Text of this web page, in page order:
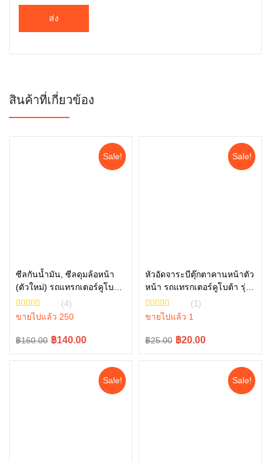
สินค้าที่เกี่ยวข้อง
Sale!
ซีลกันน้ำมัน, ซีลดุมล้อหน้า
(ตัวใหม่) รถแทรกเตอร์คูโบต้า
รุ่น L3608, L4018, L4508,
L4708, L5018 tc832-13370
(4)
ขายไปแล้ว 250
฿160.00
Original ฿140.00
Current
หยิบใส่ตะกร้า
Sale!
หัวอัดจาระบีตุ๊กตาคานหน้าตัว
หน้า รถแทรกเตอร์คูโบต้า รุ่น
L3608 – L5018 06611-
15010
(1)
ขายไปแล้ว 1
฿25.00
Original฿20.00
Current
หยิบใส่ตะกร้า
Sale! Sale!